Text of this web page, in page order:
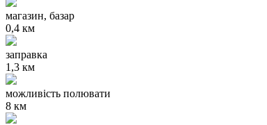
магазин, базар
0,4 км
заправка
1,3 км
можливість полювати
8 км